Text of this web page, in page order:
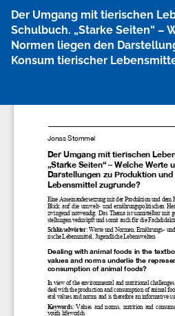
Artikeldetails
zurückkehren
Der Umgang mit tierischen
Schulbuch. „Starke Seiten“ –
Normen liegen den
Konsum tierischer